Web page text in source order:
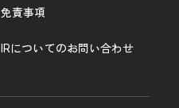
免責事項
IRについてのお問い合わせ